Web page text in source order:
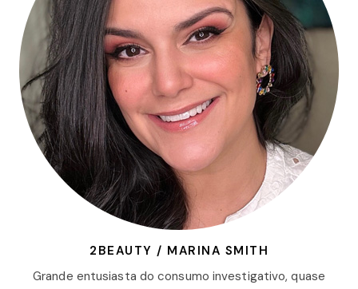
2BEAUTY / MARINA SMITH
Grande entusiasta do consumo investigativo, quase